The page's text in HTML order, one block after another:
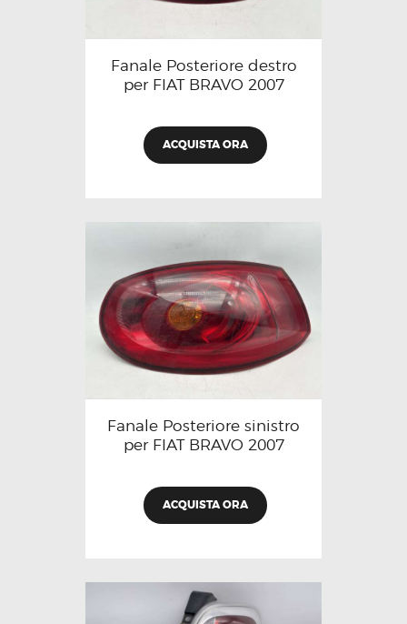
Fanale Posteriore destro
per FIAT BRAVO 2007
ACQUISTA ORA
Fanale Posteriore sinistro
per FIAT BRAVO 2007
ACQUISTA ORA